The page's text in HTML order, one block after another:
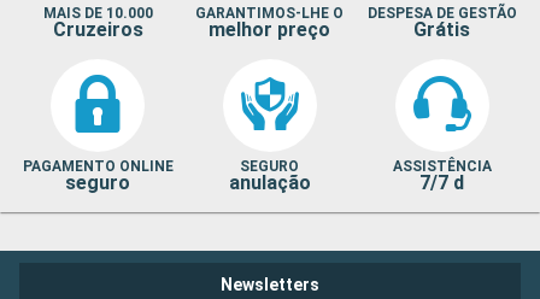
MAIS DE 10.000
Cruzeiros
GARANTIMOS-LHE O
melhor preço
DESPESA DE GESTÃO
Grátis
PAGAMENTO ONLINE
seguro
SEGURO
anulação
ASSISTÊNCIA
7/7 d
Newsletters